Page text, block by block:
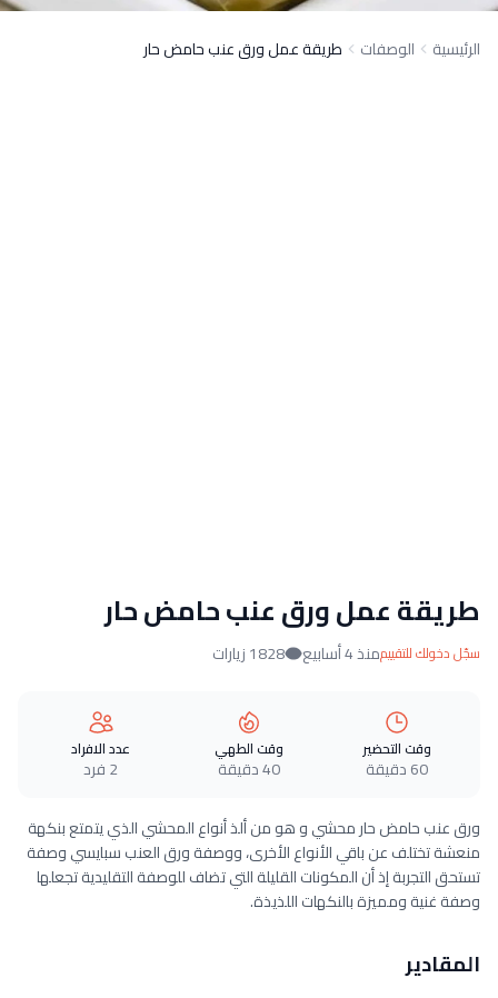
الرئيسية الوصفات طريقة عمل ورق عنب حامض حار
طريقة عمل ورق عنب حامض حار
سجّل دخولك للتقييممنذ 4 أسابيع 1828 زيارات
وقت التحضير
60 دقيقة
وقت الطهي
40 دقيقة
عدد الافراد
2 فرد
ورق عنب حامض حار محشي و هو من ألذ أنواع المحشي الذي يتمتع بنكهة
منعشة تختلف عن باقي الأنواع الأخرى، ووصفة ورق العنب سبايسي وصفة
تستحق التجربة إذ أن المكونات القليلة التي تضاف للوصفة التقليدية تجعلها
وصفة غنية ومميزة بالنكهات اللذيذة.
المقادير